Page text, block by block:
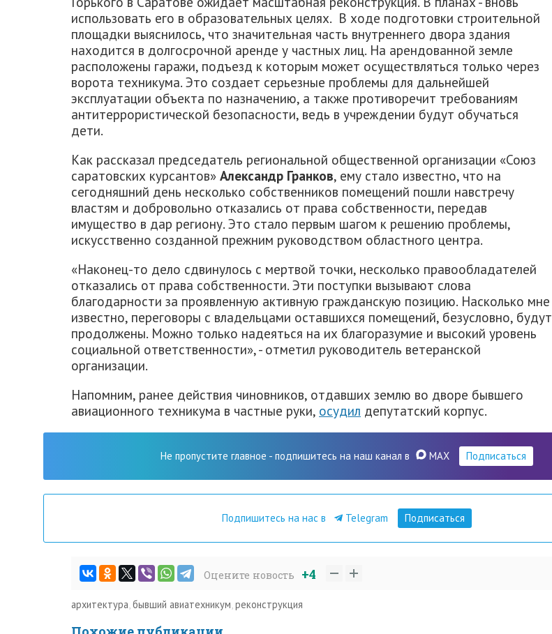
использовать его в образовательных целях. В ходе подготовки строительной
площадки выяснилось, что значительная часть внутреннего двора здания
находится в долгосрочной аренде у частных лиц. На арендованной земле
расположены гаражи, подъезд к которым может осуществляться только через
ворота техникума. Это создает серьезные проблемы для дальнейшей
эксплуатации объекта по назначению, а также противоречит требованиям
антитеррористической безопасности, ведь в учреждении будут обучаться
дети.
Как рассказал председатель региональной общественной организации «Союз
саратовских курсантов» Александр Гранков, ему стало известно, что на
сегодняшний день несколько собственников помещений пошли навстречу
властям и добровольно отказались от права собственности, передав
имущество в дар региону. Это стало первым шагом к решению проблемы,
искусственно созданной прежним руководством областного центра.
«Наконец-то дело сдвинулось с мертвой точки, несколько правообладателей
отказались от права собственности. Эти поступки вызывают слова
благодарности за проявленную активную гражданскую позицию. Насколько мне
известно, переговоры с владельцами оставшихся помещений, безусловно, будут
продолжены. Можно только надеяться на их благоразумие и высокий уровень
социальной ответственности», - отметил руководитель ветеранской
организации.
Напомним, ранее действия чиновников, отдавших землю во дворе бывшего
авиационного техникума в частные руки, осудил депутатский корпус.
Не пропустите главное - подпишитесь на наш канал в MAX Подписаться
Подпишитесь на нас в Telegram Подписаться
Оцените новость +4
архитектура бывший авиатехникум реконструкция